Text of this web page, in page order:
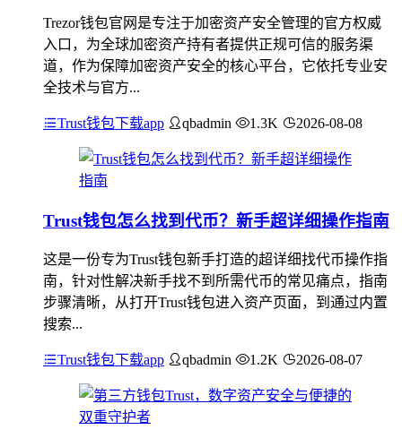
Trezor钱包官网是专注于加密资产安全管理的官方权威
入口，为全球加密资产持有者提供正规可信的服务渠
道，作为保障加密资产安全的核心平台，它依托专业安
全技术与官方...
Trust钱包下载app qbadmin 1.3K 2026-08-08
Trust钱包怎么找到代币？新手超详细操作指南
这是一份专为Trust钱包新手打造的超详细找代币操作指
南，针对性解决新手找不到所需代币的常见痛点，指南
步骤清晰，从打开Trust钱包进入资产页面，到通过内置
搜索...
Trust钱包下载app qbadmin 1.2K 2026-08-07